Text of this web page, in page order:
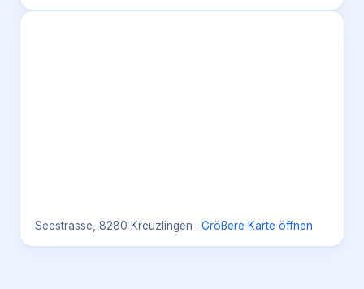
Seestrasse, 8280 Kreuzlingen · Größere Karte öffnen